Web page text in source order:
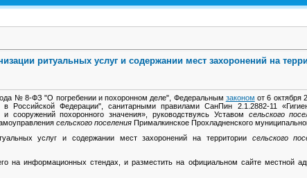
ритуальных услуг и содержании мест захоронений на
№ 8-ФЗ "О погребении и похоронном деле", Федеральным законом от 6
Российской Федерации", санитарными правилами СанПин 2.1.2882-11
похоронного значения», руководствуясь Уставом сельского
сельского поселения Прималкинское Прохладненского
услуг и содержании мест захоронений на территории сельского
на информационных стендах, и разместить на официальном сайте местной